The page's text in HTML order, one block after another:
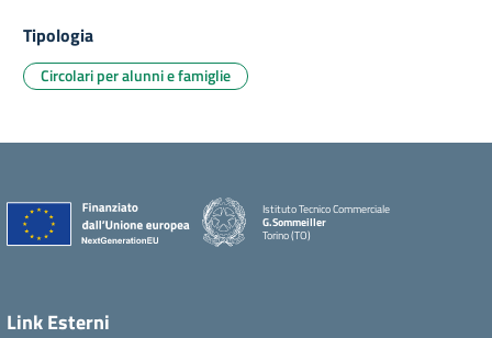
Tipologia
Circolari per alunni e famiglie
Istituto Tecnico Commerciale
G.Sommeiller
Torino (TO)
Link Esterni